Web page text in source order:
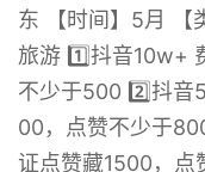
东 【时间】5月 【
旅游 1️⃣抖音10w+
不少于500 2️⃣抖音
00，点赞不少于
证点赞藏1500，点